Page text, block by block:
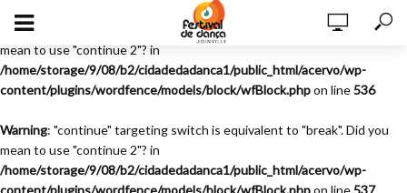
Warning
: "continue" targeting switch is equivalent to "break". Did you
mean to use "continue 2"? in
/home/storage/9/08/b2/cidadedadanca1/public_html/acervo/wp-
content/plugins/wordfence/models/block/wfBlock.phpon line536
Warning: "continue" targeting switch is equivalent to "break". Did you
mean to use "continue 2"? in
/home/storage/9/08/b2/cidadedadanca1/public_html/acervo/wp-
content/plugins/wordfence/models/block/wfBlock.phpon line537